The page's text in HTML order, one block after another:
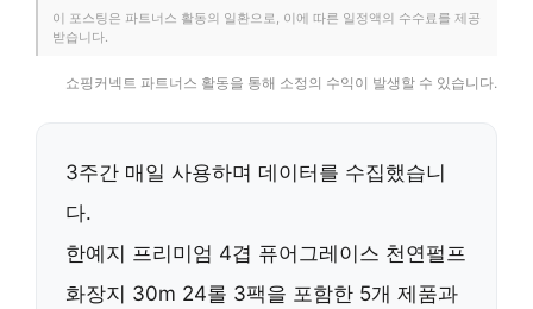
이 포스팅은 파트너스 활동의 일환으로, 이에 따른 일정액의 수수료를 제공
받습니다.
쇼핑커넥트 파트너스 활동을 통해 소정의 수익이 발생할 수 있습니다.
3주간 매일 사용하며 데이터를 수집했습니
다.
한예지 프리미엄 4겹 퓨어그레이스 천연펄프
화장지 30m 24롤 3팩을 포함한 5개 제품과